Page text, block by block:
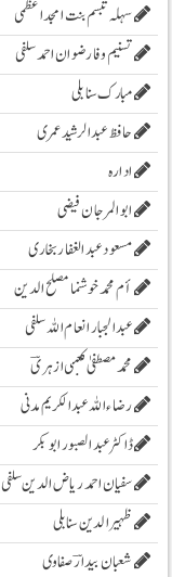
سہلہ تبسم بنت امجد اعظمی
تسنیم وفا رضوان احمد سلفی
مبارک سنابلی
حافظ عبدالرشید عمری
ادارہ
ابوالمرجان فیضی
مسعود عبد الغفار بخاری
أم محمد خوشنما مصلح الدین
عبدالجبار انعام اللہ سلفی
محمد مصطفیٰ کعبی ازہریؔ
رضاء اللہ عبد الکریم مدنی
ڈاکٹر عبد الصبور ابو بکر
سفیان احمد ریاض الدین سلفی
ظہیرالدین سنابلی
شعبان بیدارؔ صفاوی